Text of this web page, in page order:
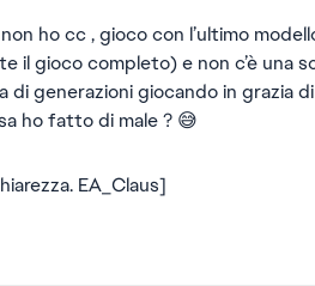
ho cc , gioco con l’ultimo
il gioco completo) e non c’è una
di generazioni giocando in grazia
ho fatto di male ? 😅
EA_Claus]